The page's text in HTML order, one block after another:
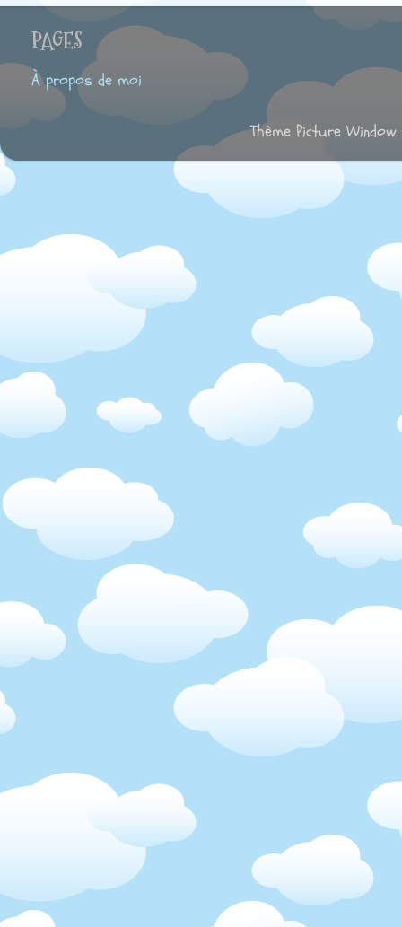
PAGES
À propos de moi
Thème Picture